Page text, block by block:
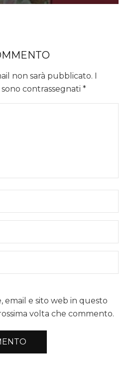
non sarà pubblicato. I
contrassegnati *
email e sito web in questo
volta che commento.